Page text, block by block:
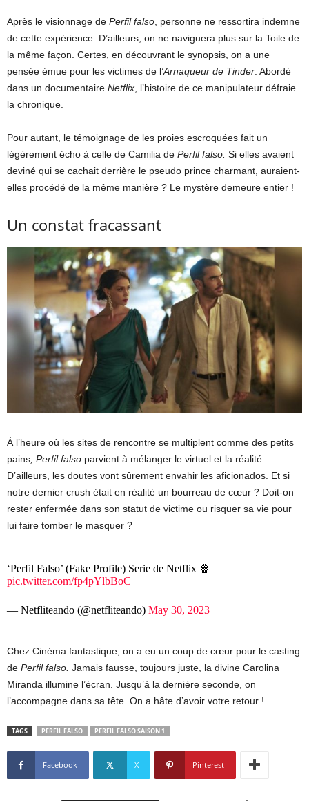
Après le visionnage de Perfil falso , personne ne ressortira indemne
de cette expérience. D’ailleurs, on ne naviguera plus sur la Toile de
la même façon. Certes, en découvrant le synopsis, on a une
pensée émue pour les victimes de l’Arnaqueur de Tinder . Abordé
dans un documentaire Netflix , l’histoire de ce manipulateur défraie
la chronique.
Pour autant, le témoignage de les proies escroquées fait un
légèrement écho à celle de Camilia de Perfil falso. Si elles avaient
deviné qui se cachait derrière le pseudo prince charmant, auraient-
elles procédé de la même manière ? Le mystère demeure entier !
Un constat fracassant
À l’heure où les sites de rencontre se multiplent comme des petits
pains, Perfil falso parvient à mélanger le virtuel et la réalité.
D’ailleurs, les doutes vont sûrement envahir les aficionados. Et si
notre dernier crush était en réalité un bourreau de cœur ? Doit-on
rester enfermée dans son statut de victime ou risquer sa vie pour
lui faire tomber le masquer ?
‘Perfil Falso’ (Fake Profile) Serie de Netflix 🍿
pic.twitter.com/fp4pYlbBoC
— Netfliteando (@netfliteando) May 30, 2023
Chez Cinéma fantastique, on a eu un coup de cœur pour le casting
de Perfil falso. Jamais fausse, toujours juste, la divine Carolina
Miranda illumine l’écran. Jusqu’à la dernière seconde, on
l’accompagne dans sa tête. On a hâte d’avoir votre retour !
TAGS PERFIL FALSO PERFIL FALSO SAISON 1
Facebook X Pinterest